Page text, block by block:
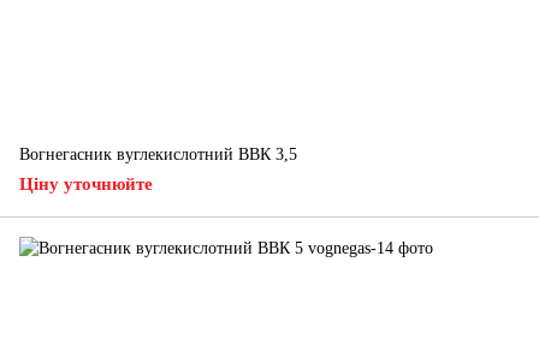
Вогнегасник вуглекислотний ВВК 3,5
Ціну уточнюйте